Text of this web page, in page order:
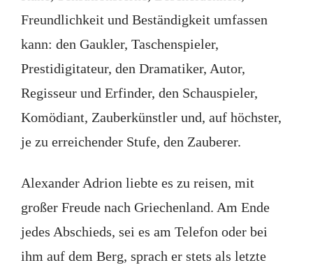
Freundlichkeit und Beständigkeit umfassen
kann: den Gaukler, Taschenspieler,
Prestidigitateur, den Dramatiker, Autor,
Regisseur und Erfinder, den Schauspieler,
Komödiant, Zauberkünstler und, auf höchster,
je zu erreichender Stufe, den Zauberer.
Alexander Adrion liebte es zu reisen, mit
großer Freude nach Griechenland. Am Ende
jedes Abschieds, sei es am Telefon oder bei
ihm auf dem Berg, sprach er stets als letzte